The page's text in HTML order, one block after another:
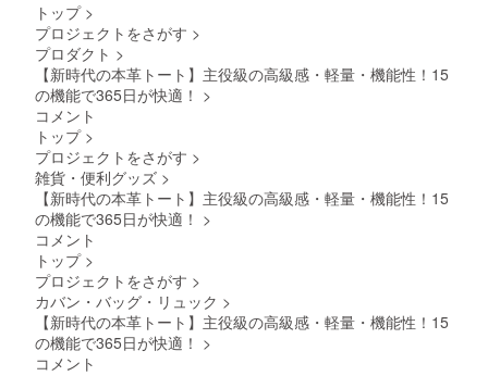
合等に
※税込、
本 ※デ
ざいま
す。ご
使用部
材の供
トップ >
プロジェクトをさがす >
プロダクト >
【新時代の本革トート】主役級の高級感・軽量・機能性！15
の機能で365日が快適！ >
コメント
トップ >
プロジェクトをさがす >
雑貨・便利グッズ >
【新時代の本革トート】主役級の高級感・軽量・機能性！15
の機能で365日が快適！ >
コメント
トップ >
プロジェクトをさがす >
カバン・バッグ・リュック >
【新時代の本革トート】主役級の高級感・軽量・機能性！15
の機能で365日が快適！ >
コメント